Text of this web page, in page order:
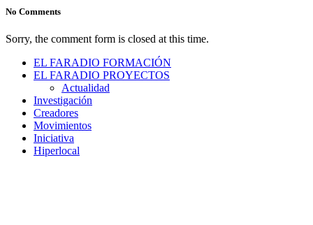
No Comments
Sorry, the comment form is closed at this time.
EL FARADIO FORMACIÓN
EL FARADIO PROYECTOS
Actualidad
Investigación
Creadores
Movimientos
Iniciativa
Hiperlocal